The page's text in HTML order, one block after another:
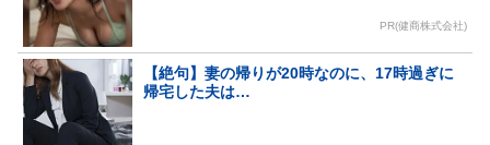
PR(健商株式会社)
【絶句】妻の帰りが20時なのに、17時過ぎに
帰宅した夫は…